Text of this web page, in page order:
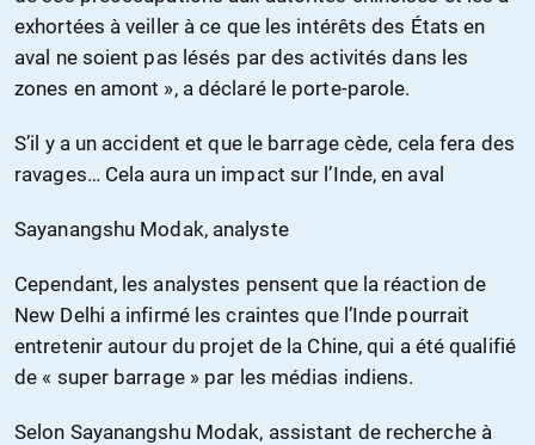
exhortées à veiller à ce que les intérêts des États en
aval ne soient pas lésés par des activités dans les
zones en amont », a déclaré le porte-parole.
S’il y a un accident et que le barrage cède, cela fera des
ravages… Cela aura un impact sur l’Inde, en aval
Sayanangshu Modak, analyste
Cependant, les analystes pensent que la réaction de
New Delhi a infirmé les craintes que l’Inde pourrait
entretenir autour du projet de la Chine, qui a été qualifié
de « super barrage » par les médias indiens.
Selon Sayanangshu Modak, assistant de recherche à